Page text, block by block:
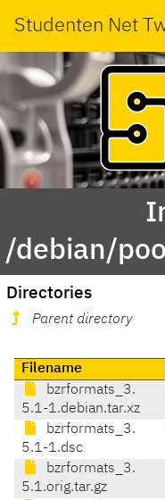
Studenten Net
/debian/
Directories
Parent directory
Filename
bzrformats_3.
5.1-1.debian.tar.xz
bzrformats_3.
5.1-1.dsc
bzrformats_3.
5.1.orig.tar.gz